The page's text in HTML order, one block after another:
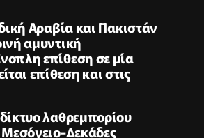
Αραβία και Πακιστάν
αμυντική
επίθεση σε μία
επίθεση και στις
λαθρεμπορίου
Δεκάδες